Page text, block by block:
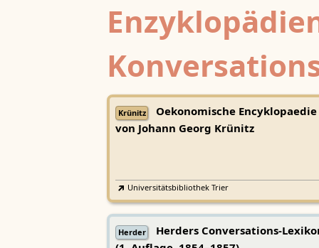
Krünitz
Oekonomische Encyklopaedie
von Johann Georg Krünitz
Universitätsbibliothek Trier
Herder
Herders Conversations-